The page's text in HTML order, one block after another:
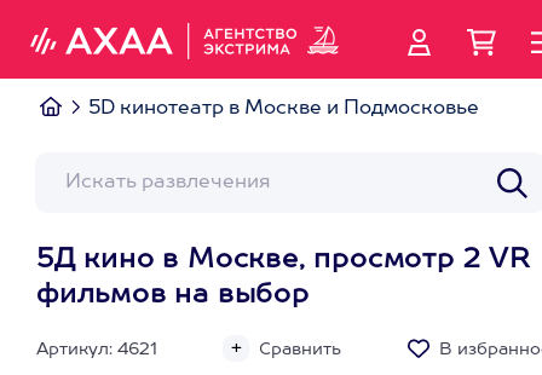
5D кинотеатр в Москве и Подмосковье
5Д кино в Москве, просмотр 2 VR
фильмов на выбор
Артикул: 4621 Сравнить В